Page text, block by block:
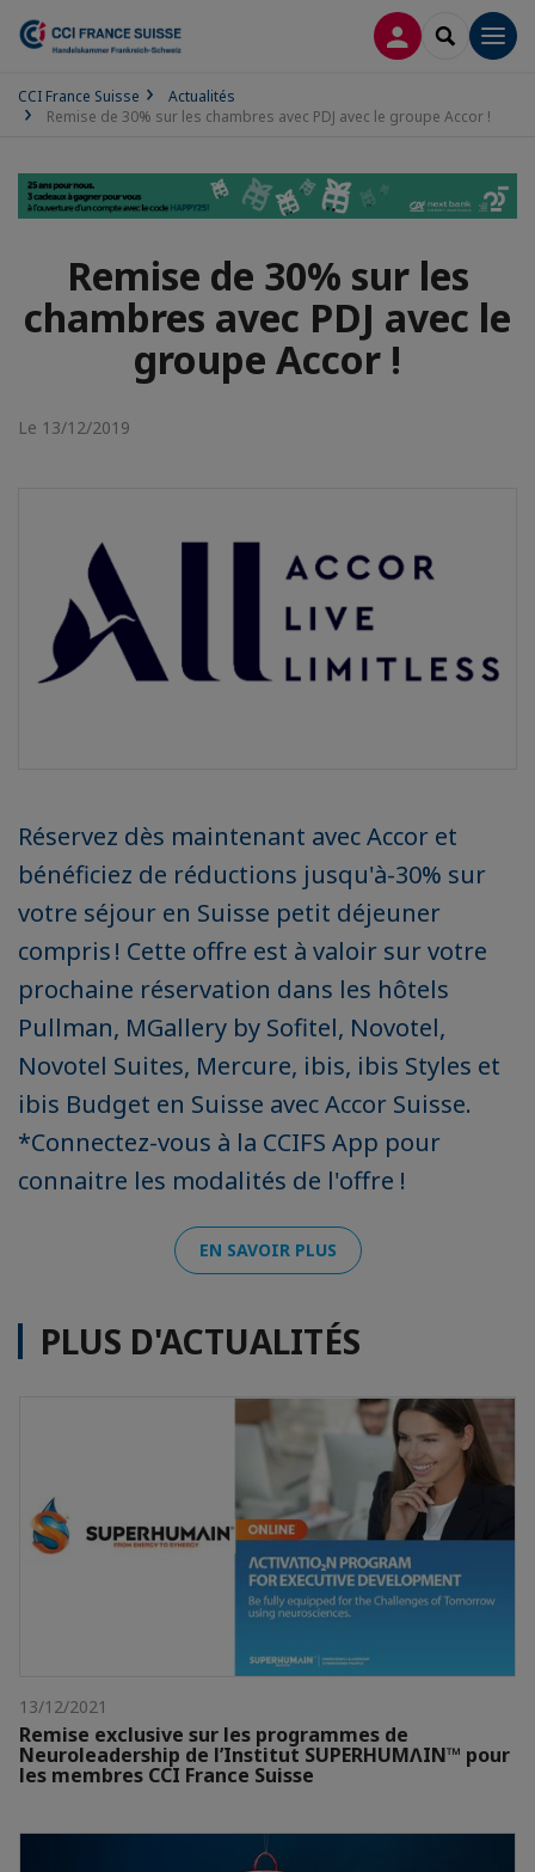
CONNEXION
CCI France Suisse
Actualités
Remise de 30% sur les chambres avec PDJ avec le groupe Accor !
Remise de 30% sur les
chambres avec PDJ avec le
groupe Accor !
Le 13/12/2019
Réservez dès maintenant avec Accor et
bénéficiez de réductions jusqu'à-30% sur
votre séjour en Suisse petit déjeuner
compris ! Cette offre est à valoir sur votre
prochaine réservation dans les hôtels
Pullman, MGallery by Sofitel, Novotel,
Novotel Suites, Mercure, ibis, ibis Styles et
ibis Budget en Suisse avec Accor Suisse.
*Connectez-vous à la CCIFS App pour
connaitre les modalités de l'offre !
EN SAVOIR PLUS
PLUS D'ACTUALITÉS
13/12/2021
Remise exclusive sur les programmes de
Neuroleadership de l’Institut SUPERHUMɅIN™ pour
les membres CCI France Suisse